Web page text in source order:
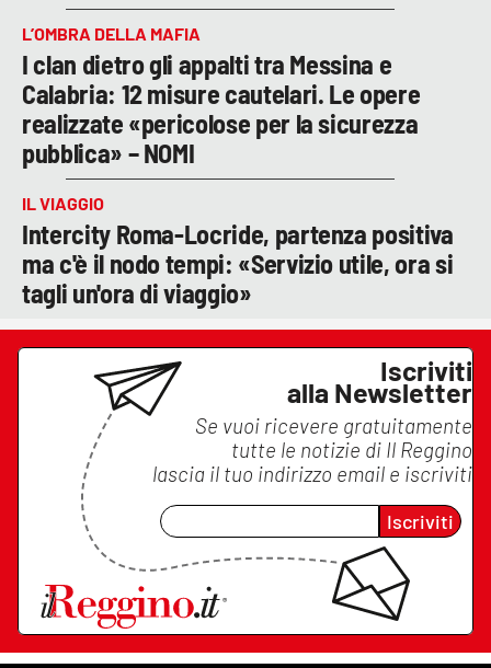
L’OMBRA DELLA MAFIA
I clan dietro gli appalti tra Messina e
Calabria: 12 misure cautelari. Le opere
realizzate «pericolose per la sicurezza
pubblica» – NOMI
IL VIAGGIO
Intercity Roma-Locride, partenza positiva
ma c'è il nodo tempi: «Servizio utile, ora si
tagli un'ora di viaggio»
Iscriviti
alla Newsletter
Se vuoi ricevere gratuitamente
tutte le notizie di Il Reggino
lascia il tuo indirizzo email e iscriviti
Iscriviti